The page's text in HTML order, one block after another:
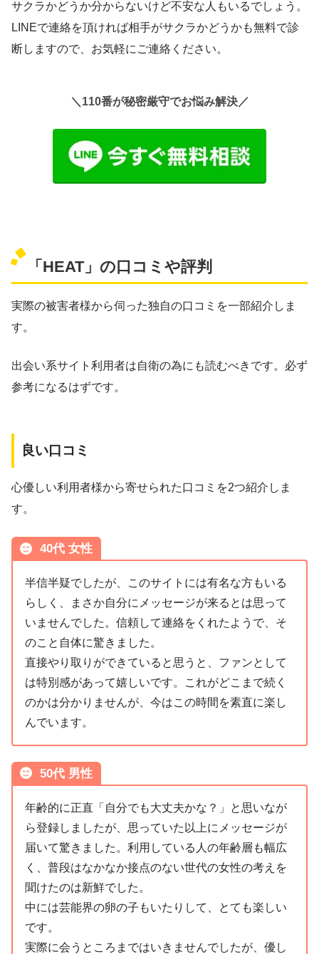
サクラかどうか分からないけど不安な人もいるでしょう。
LINEで連絡を頂ければ相手がサクラかどうかも無料で診
断しますので、お気軽にご連絡ください。
＼110番が秘密厳守でお悩み解決／
「HEAT」の口コミや評判
実際の被害者様から伺った独自の口コミを一部紹介しま
す。
出会い系サイト利用者は自衛の為にも読むべきです。必ず
参考になるはずです。
良い口コミ
心優しい利用者様から寄せられた口コミを2つ紹介しま
す。
40代 女性
半信半疑でしたが、このサイトには有名な方もいる
らしく、まさか自分にメッセージが来るとは思って
いませんでした。信頼して連絡をくれたようで、そ
のこと自体に驚きました。
直接やり取りができていると思うと、ファンとして
は特別感があって嬉しいです。これがどこまで続く
のかは分かりませんが、今はこの時間を素直に楽し
んでいます。
50代 男性
年齢的に正直「自分でも大丈夫かな？」と思いなが
ら登録しましたが、思っていた以上にメッセージが
届いて驚きました。利用している人の年齢層も幅広
く、普段はなかなか接点のない世代の女性の考えを
聞けたのは新鮮でした。
中には芸能界の卵の子もいたりして、とても楽しい
です。
実際に会うところまではいきませんでしたが、優し